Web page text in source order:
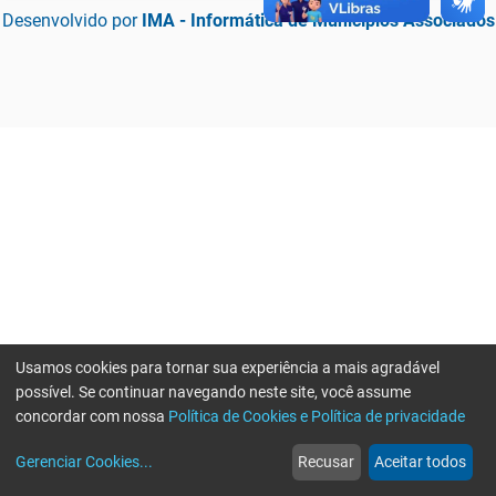
Desenvolvido por IMA - Informática de Municípios Associados
web
Notícias
more_horiz
Mais
Usamos cookies para tornar sua experiência a mais agradável
possível. Se continuar navegando neste site, você assume
concordar com nossa Política de Cookies e Política de privacidade
Gerenciar Cookies... Recusar Aceitar todos
Erro ao enviar informações, por favor tente novamente